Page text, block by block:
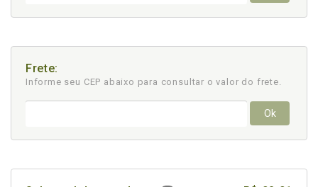
Frete:
Informe seu CEP abaixo para consultar o valor do frete.
Ok